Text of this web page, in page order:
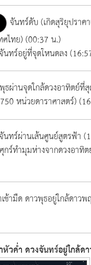
จันทร์ดับ (เกิดสุริยุปราค
ศไทย) (00:37 น.)
นทร์อยู่ที่จุดโหนดลง
ธผ่านจุดใกล้ดวงอาทิตย์ที่
หน่วยดาราศาสตร์)
นทร์ผ่านเส้นศูนย์สูตรฟ้า
กร์ทำมุมห่างจากดวงอาทิ
เช้ามืด ดาวพุธอยู่ใกล้ดาว
หัวค่ำ ดวงจันทร์อยู่ใกล้ด